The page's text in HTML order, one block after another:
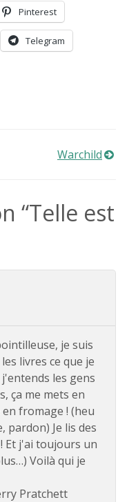
Pinterest
Telegram
Warchild
“Telle est
je suis
livres ce que je
les gens
ça me mets en
fromage ! (heu
pardon) Je lis des
Et j'ai toujours un
Voilà qui je
Pratchett